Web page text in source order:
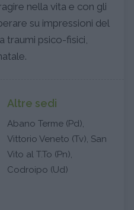
nella vita e con gli
su impressioni del
traumi psico-fisici,
Altre sedi
Abano Terme (Pd),
Vittorio Veneto (Tv), San
Vito al T.To (Pn),
Codroipo (Ud)